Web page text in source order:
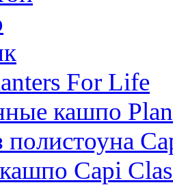
For Life
кашпо
Capi